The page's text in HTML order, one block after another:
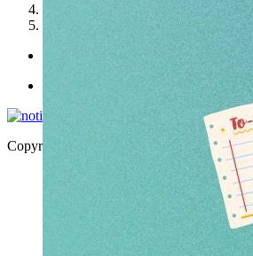
Politica de utilizare cookies
Copyright © 2026 | WordPress Theme by